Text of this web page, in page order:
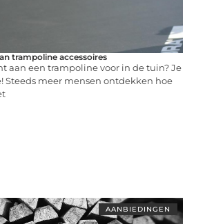
trampoline accessoires
aan een trampoline voor in de tuin? Je
Steeds meer mensen ontdekken hoe
AANBIEDINGEN